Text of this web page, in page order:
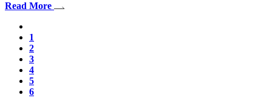
Read More
1
2
3
4
5
6